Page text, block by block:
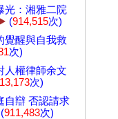
光：湘雅二院
(914,515次)
覺醒與自我救
次)
人權律師余文
次)
自辯 否認請求
(911,483次)